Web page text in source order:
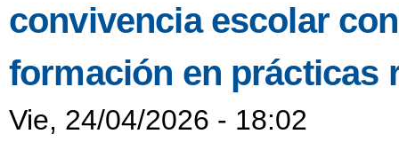
convivencia escolar
formación en prácticas
Vie, 24/04/2026 - 18:02